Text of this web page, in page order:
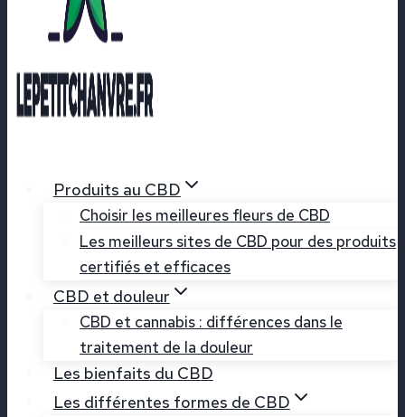
Produits au CBD
Choisir les meilleures fleurs de CBD
Les meilleurs sites de CBD pour des produits
certifiés et efficaces
CBD et douleur
CBD et cannabis : différences dans le
traitement de la douleur
Les bienfaits du CBD
Les différentes formes de CBD